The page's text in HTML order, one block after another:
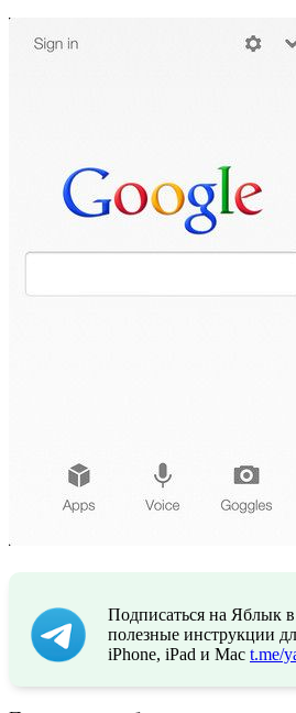
Подписаться на Яблык
полезные инструкции
iPhone, iPad и Mac t.me/